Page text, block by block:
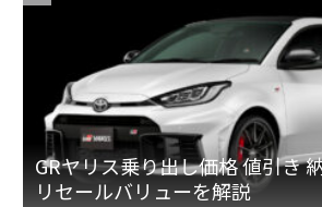
GRヤリス乗り出し価格 値引き
リセールバリューを解説